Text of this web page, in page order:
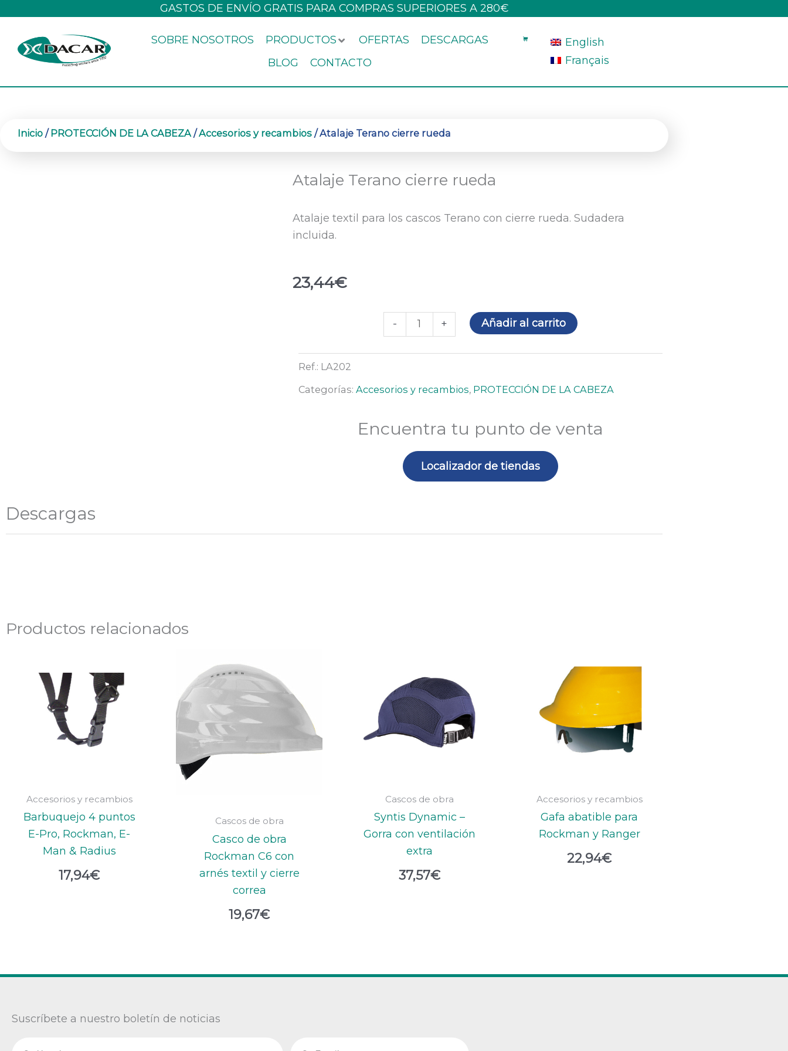
contenido
GASTOS DE ENVÍO GRATIS PARA COMPRAS SUPERIORES A 280€
SOBRE NOSOTROS PRODUCTOS OFERTAS
DESCARGAS
BLOG
CONTACTO
English
Français
Inicio /PROTECCIÓN DE LA CABEZA /Accesorios y recambios / Atalaje Terano cierre rueda
Atalaje Terano cierre rueda
Atalaje textil para los cascos Terano con cierre rueda. Sudadera
incluida.
23,44€
-
Atalaje
Terano
cierre
cantidad
+ Añadir al carrito
Ref.: LA202
Categorías: Accesorios y recambios, PROTECCIÓN DE LA CABEZA
Encuentra tu punto de venta
Localizador de tiendas
Descargas
Productos relacionados
Accesorios y recambios
Barbuquejo 4 puntos
E-Pro, Rockman, E-
Man & Radius
17,94€
Cascos de obra
Casco de obra
Rockman C6 con
arnés textil y cierre
correa
19,67€
Cascos de obra
Syntis Dynamic –
Gorra con ventilación
extra
37,57€
Accesorios y recambios
Gafa abatible para
Rockman y Ranger
22,94€
Suscríbete a nuestro boletín de noticias